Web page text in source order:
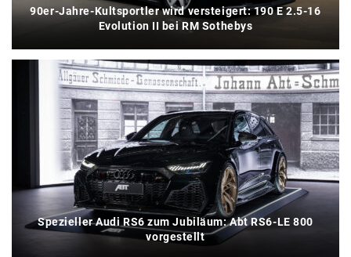
90er-Jahre-Kultsportler wird versteigert: 190 E 2.5-16
Evolution II bei RM Sothebys
Spezieller Audi RS6 zum Jubiläum: Abt RS6-LE 800
vorgestellt